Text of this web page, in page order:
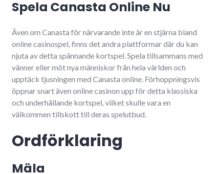
Spela Canasta Online Nu
Även om Canasta för närvarande inte är en stjärna bland
online casinospel, finns det andra plattformar där du kan
njuta av detta spännande kortspel. Spela tillsammans med
vänner eller möt nya människor från hela världen och
upptäck tjusningen med Canasta online. Förhoppningsvis
öppnar snart även online casinon upp för detta klassiska
och underhållande kortspel, vilket skulle vara en
välkommen tillskott till deras spelutbud.
Ordförklaring
Mäla